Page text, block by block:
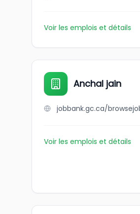
Voir les emplois et détails
Anchal jain
Voir les emplois et détails